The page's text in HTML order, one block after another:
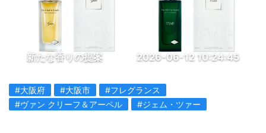
新たな香りの提案 2026-06-12 10:24:45
#大阪府 #大阪市
#フレグランス
#ヴァン クリーフ＆アーペル
#ジェム・ツァー